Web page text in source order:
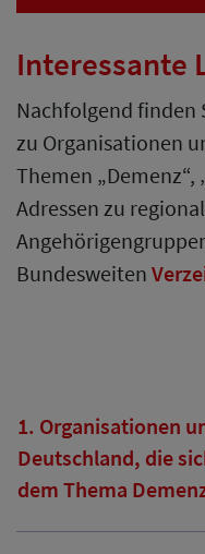
Interessante
Nachfolgend finden
zu Organisationen
Themen „Demenz“,
Adressen zu
Bundesweiten
1. Organisationen
Deutschland, die
dem Thema